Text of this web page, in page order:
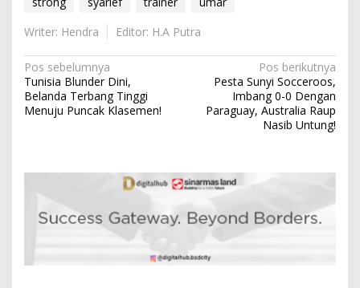
Writer: Hendra
Editor: H.A Putra
N
a
v
o
Pos sebelumnya
Tunisia Blunder Dini,
Belanda Terbang Tinggi
Menuju Puncak Klasemen!
Pos berikutnya
Pesta Sunyi Socceroos,
Imbang 0-0 Dengan
Paraguay, Australia Raup
Nasib Untung!